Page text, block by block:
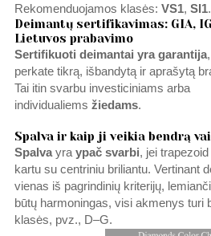
Rekomenduojamos klasės: VS1, SI1.
Deimantų sertifikavimas: GIA,
Lietuvos prabavimo
Sertifikuoti deimantai yra garantija
perkate tikrą, išbandytą ir aprašytą
Tai itin svarbu investiciniams arba
individualiems žiedams.
Spalva ir kaip ji veikia bendrą
Spalvayra ypač svarbi, jei
kartu su centriniu briliantu. Vertinant
vienas iš pagrindinių kriterijų,
būtų harmoningas, visi akmenys turi
klasės, pvz., D–G.